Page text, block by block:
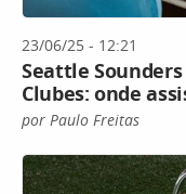
23/06/25 - 12:21
Seattle Sounders
Clubes: onde
por Paulo Freitas